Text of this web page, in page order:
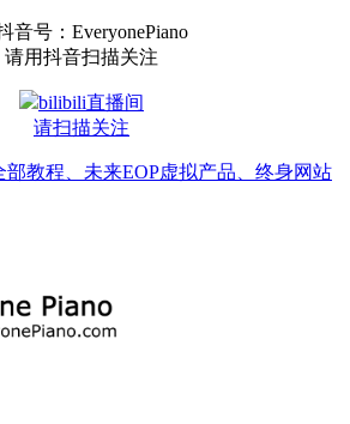
音号：EveryonePiano
请用抖音扫描关注
bilibili直播间
请扫描关注
教程、未来EOP虚拟产品、终身网站